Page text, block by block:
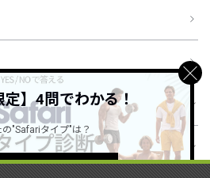
定】4問でわかる！
の"Safariタイプ"は？
くはこちら ＞